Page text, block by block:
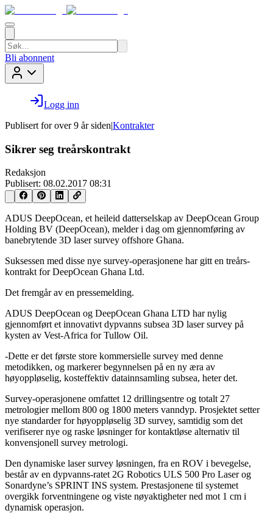
Bli abonnent
Logg inn
Publisert for over 9 år siden|Kontrakter
Sikrer seg treårskontrakt
Redaksjon
Publisert: 08.02.2017 08:31
ADUS DeepOcean, et heileid datterselskap av DeepOcean Group
Holding BV (DeepOcean), melder i dag om gjennomføring av
banebrytende 3D laser survey offshore Ghana.
Suksessen med disse nye survey-operasjonene har gitt en treårs-
kontrakt for DeepOcean Ghana Ltd.
Det fremgår av en pressemelding.
ADUS DeepOcean og DeepOcean Ghana LTD har nylig
gjennomført et innovativt dypvanns subsea 3D laser survey på
kysten av Vest-Africa for Tullow Oil.
-Dette er det første store kommersielle survey med denne
metodikken, og markerer begynnelsen på en ny æra av
høyoppløselig, kosteffektiv datainnsamling subsea, heter det.
Survey-operasjonene omfattet 12 drillingsentre og totalt 27
metrologier mellom 800 og 1800 meters vanndyp. Prosjektet setter
nye standarder for høyoppløselig 3D survey, samtidig som det
verifiserer nye og raske løsninger for kontaktløse alternativ til
konvensjonell survey metrologi.
Den dynamiske laser survey løsningen, fra en ROV i bevegelse,
består av en dypvanns-ratet 2G Robotics ULS 500 Pro Laser og
Sonardyne’s SPRINT INS system. Prestasjonene til systemet
overgikk forventningene og viste nøyaktigheter ned mot 1 cm i
dynamisk operasjon.